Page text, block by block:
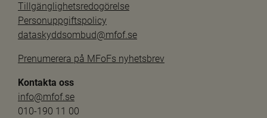
Tillgänglighetsredogörelse
Personuppgiftspolicy
dataskyddsombud@mfof.se
Prenumerera på MFoFs nyhetsbrev
Kontakta oss
info@mfof.se
010-190 11 00